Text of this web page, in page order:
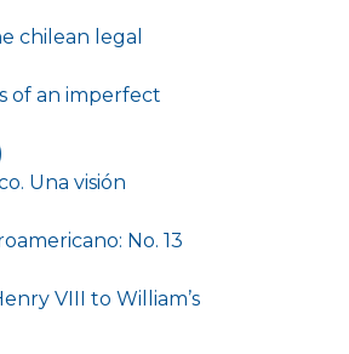
chilean legal
of an imperfect
Una visión
No. 13
VIII to William’s